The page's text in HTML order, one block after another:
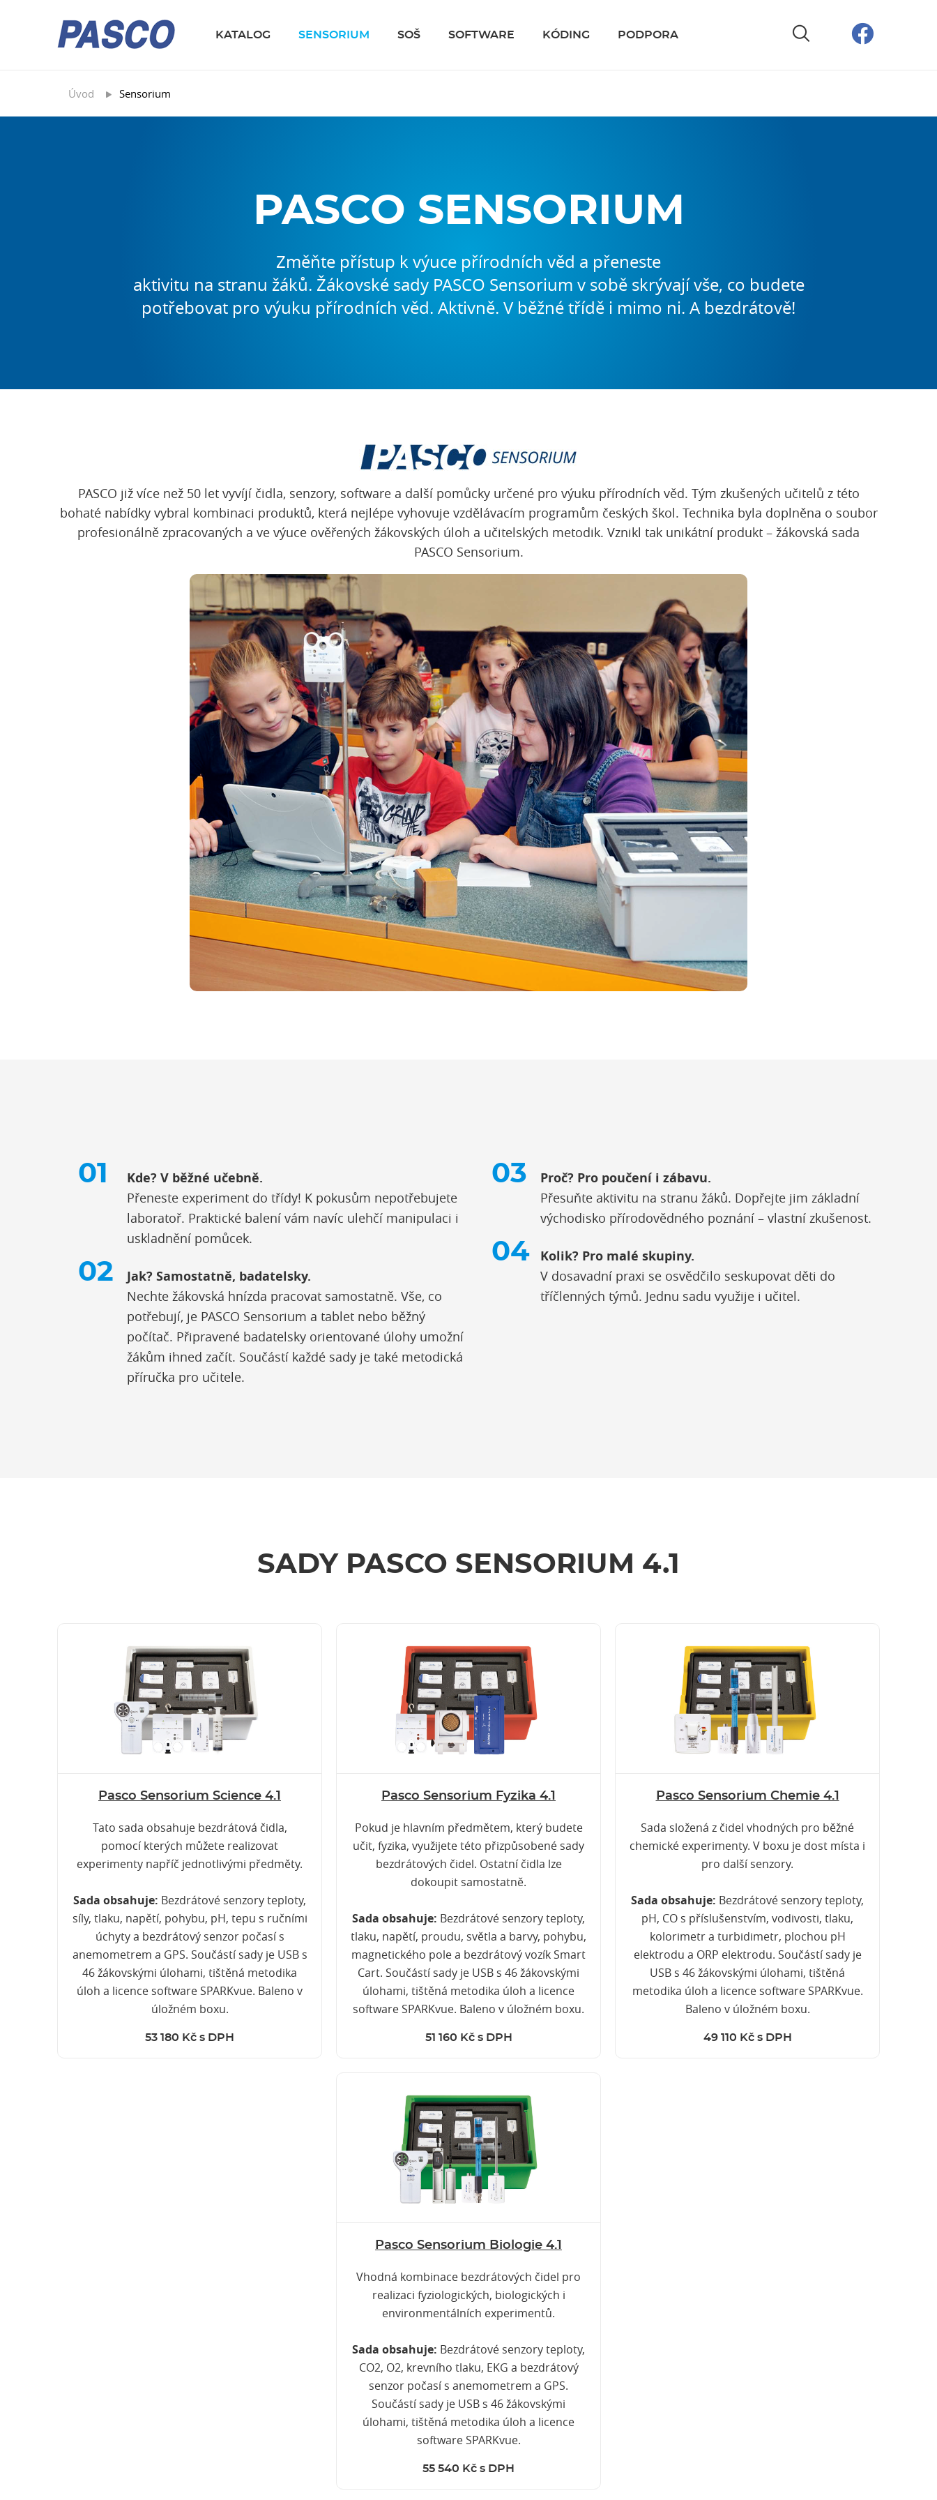
KATALOG SENSORIUM SOŠ SOFTWARE KÓDING PODPORA
Úvod Sensorium
PASCO SENSORIUM
Změňte přístup k výuce přírodních věd a přeneste
aktivitu na stranu žáků. Žákovské sady PASCO Sensorium v sobě skrývají vše, co budete
potřebovat pro výuku přírodních věd. Aktivně. V běžné třídě i mimo ni. A bezdrátově!
PASCO již více než 50 let vyvíjí čidla, senzory, software a další pomůcky určené pro výuku přírodních věd. Tým zkušených učitelů z této
bohaté nabídky vybral kombinaci produktů, která nejlépe vyhovuje vzdělávacím programům českých škol. Technika byla doplněna o soubor
profesionálně zpracovaných a ve výuce ověřených žákovských úloh a učitelských metodik. Vznikl tak unikátní produkt – žákovská sada
PASCO Sensorium.
Kde? V běžné učebně.
Přeneste experiment do třídy! K pokusům nepotřebujete
laboratoř. Praktické balení vám navíc ulehčí manipulaci i
uskladnění pomůcek.
Jak? Samostatně, badatelsky.
Nechte žákovská hnízda pracovat samostatně. Vše, co
potřebují, je PASCO Sensorium a tablet nebo běžný
počítač. Připravené badatelsky orientované úlohy umožní
žákům ihned začít. Součástí každé sady je také metodická
příručka pro učitele.
Proč? Pro poučení i zábavu.
Přesuňte aktivitu na stranu žáků. Dopřejte jim základní
východisko přírodovědného poznání – vlastní zkušenost.
Kolik? Pro malé skupiny.
V dosavadní praxi se osvědčilo seskupovat děti do
tříčlenných týmů. Jednu sadu využije i učitel.
SADY PASCO SENSORIUM 4.1
Pasco Sensorium Science 4.1
Tato sada obsahuje bezdrátová čidla,
pomocí kterých můžete realizovat
experimenty napříč jednotlivými předměty.
Sada obsahuje: Bezdrátové senzory teploty,
síly, tlaku, napětí, pohybu, pH, tepu s ručními
úchyty a bezdrátový senzor počasí s
anemometrem a GPS. Součástí sady je USB s
46 žákovskými úlohami, tištěná metodika
úloh a licence software SPARKvue. Baleno v
úložném boxu.
53 180 Kč s DPH
Pasco Sensorium Fyzika 4.1
Pokud je hlavním předmětem, který budete
učit, fyzika, využijete této přizpůsobené sady
bezdrátových čidel. Ostatní čidla lze
dokoupit samostatně.
Sada obsahuje: Bezdrátové senzory teploty,
tlaku, napětí, proudu, světla a barvy, pohybu,
magnetického pole a bezdrátový vozík Smart
Cart. Součástí sady je USB s 46 žákovskými
úlohami, tištěná metodika úloh a licence
software SPARKvue. Baleno v úložném boxu.
51 160 Kč s DPH
Pasco Sensorium Chemie 4.1
Sada složená z čidel vhodných pro běžné
chemické experimenty. V boxu je dost místa i
pro další senzory.
Sada obsahuje: Bezdrátové senzory teploty,
pH, CO s příslušenstvím, vodivosti, tlaku,
kolorimetr a turbidimetr, plochou pH
elektrodu a ORP elektrodu. Součástí sady je
USB s 46 žákovskými úlohami, tištěná
metodika úloh a licence software SPARKvue.
Baleno v úložném boxu.
49 110 Kč s DPH
Pasco Sensorium Biologie 4.1
Vhodná kombinace bezdrátových čidel pro
realizaci fyziologických, biologických i
environmentálních experimentů.
Sada obsahuje: Bezdrátové senzory teploty,
CO2, O2, krevního tlaku, EKG a bezdrátový
senzor počasí s anemometrem a GPS.
Součástí sady je USB s 46 žákovskými
úlohami, tištěná metodika úloh a licence
software SPARKvue.
55 540 Kč s DPH